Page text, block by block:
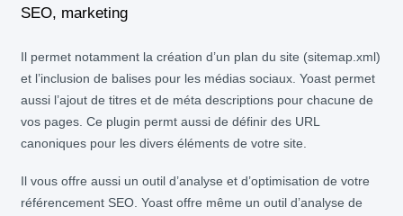
SEO, marketing
Il permet notamment la création d’un plan du site (sitemap.xml)
et l’inclusion de balises pour les médias sociaux. Yoast permet
aussi l’ajout de titres et de méta descriptions pour chacune de
vos pages. Ce plugin permt aussi de définir des URL
canoniques pour les divers éléments de votre site.
Il vous offre aussi un outil d’analyse et d’optimisation de votre
référencement SEO. Yoast offre même un outil d’analyse de